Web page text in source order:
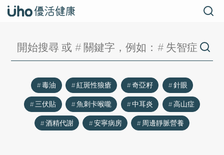
毒油 紅斑性狼瘡 奇亞籽
針眼
三伏貼
魚刺卡喉嚨 中耳炎
高山症
酒精代謝
安寧病房 周邊靜脈營養